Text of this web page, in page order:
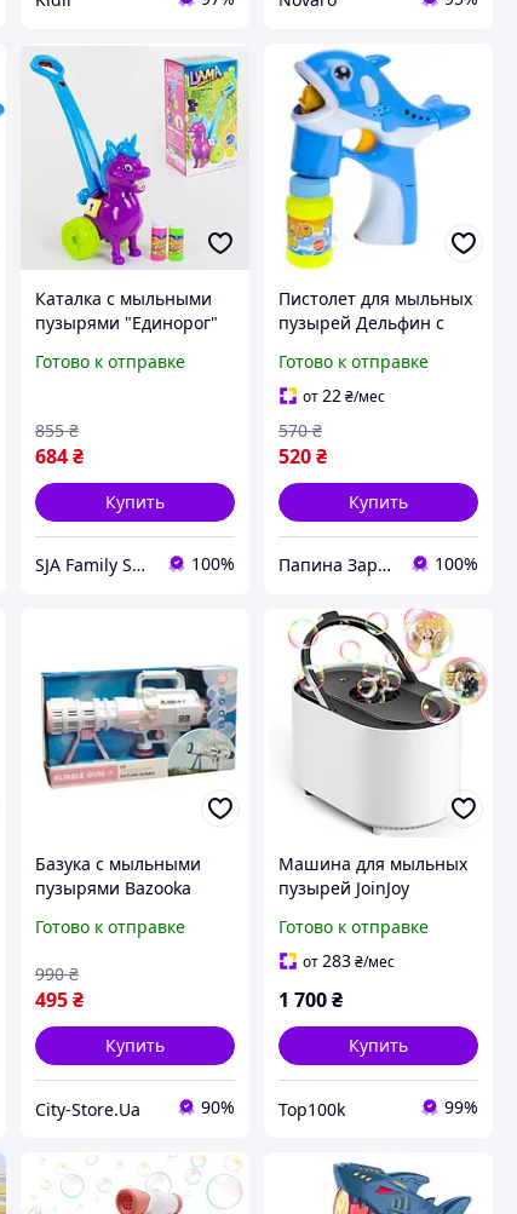
Каталка с мыльными
пузырями "Единорог"
подсветка, в коробке
Готово к отправке
684 ₴
855 ₴
Купить
SJA Family Shop 100%
Пистолет для мыльных
пузырей Дельфин с
игрушка с подсветкой
и звуком
Готово к отправке
от22₴/мес
520₴
570 ₴
Купить
Папина Зарплата магазин игрушек 100%
Базука с мыльными
пузырями Bazooka
генератор пузырьков
праздников,
игрушечный пулемет
для активных
Готово к отправке
495 ₴
990 ₴
Купить
City-Store.Ua 90%
Машина для мыльных
пузырей JoinJoy
пузырьков/мин, на
батарейках,
Готово к отправке
от283₴/мес
1 700₴
Купить
Top100k 99%